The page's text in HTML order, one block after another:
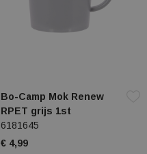
Bo-Camp Mok Renew
RPET grijs 1st
6181645
€ 4,99